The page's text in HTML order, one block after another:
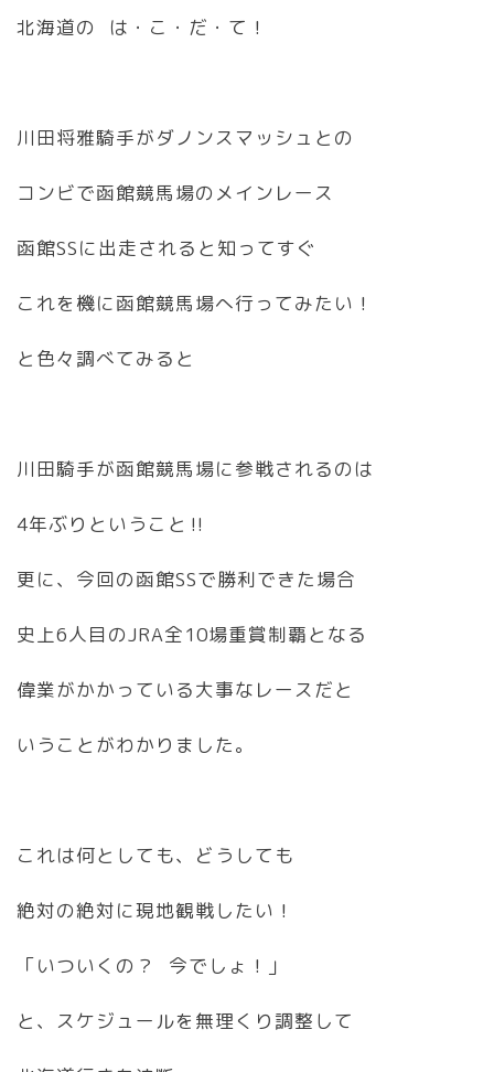
北海道の は・こ・だ・て！
川田将雅騎手がダノンスマッシュとの
コンビで函館競馬場のメインレース
函館SSに出走されると知ってすぐ
これを機に函館競馬場へ行ってみたい！
と色々調べてみると
川田騎手が函館競馬場に参戦されるのは
4年ぶりということ‼︎
更に、今回の函館SSで勝利できた場合
史上6人目のJRA全10場重賞制覇となる
偉業がかかっている大事なレースだと
いうことがわかりました。
これは何としても、どうしても
絶対の絶対に現地観戦したい！
「いついくの？ 今でしょ！」
と、スケジュールを無理くり調整して